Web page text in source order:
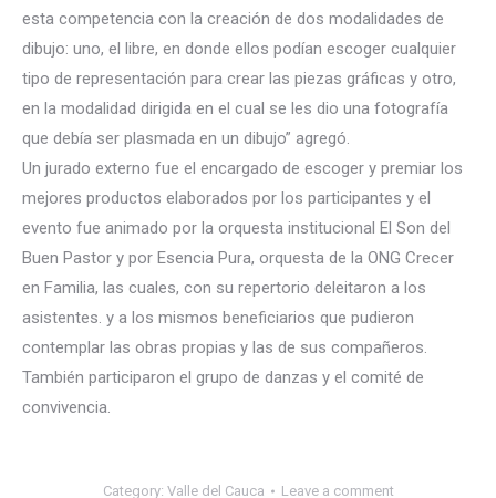
esta competencia con la creación de dos modalidades de
dibujo: uno, el libre, en donde ellos podían escoger cualquier
tipo de representación para crear las piezas gráficas y otro,
en la modalidad dirigida en el cual se les dio una fotografía
que debía ser plasmada en un dibujo” agregó.
Un jurado externo fue el encargado de escoger y premiar los
mejores productos elaborados por los participantes y el
evento fue animado por la orquesta institucional El Son del
Buen Pastor y por Esencia Pura, orquesta de la ONG Crecer
en Familia, las cuales, con su repertorio deleitaron a los
asistentes. y a los mismos beneficiarios que pudieron
contemplar las obras propias y las de sus compañeros.
También participaron el grupo de danzas y el comité de
convivencia.
Category: Valle del Cauca Leave a comment